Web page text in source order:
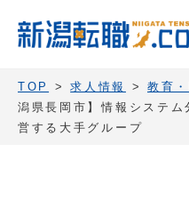
TOP >求人情報 > 教育
潟県長岡市】情報システ
営する大手グループ